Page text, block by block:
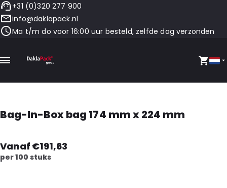
+31 (0)320 277 900
info@daklapack.nl
Ma t/m do voor 16:00 uur besteld, zelfde dag verzonden
Bag-In-Box bag 174 mm x 224 mm
Vanaf €191,63
per 100 stuks